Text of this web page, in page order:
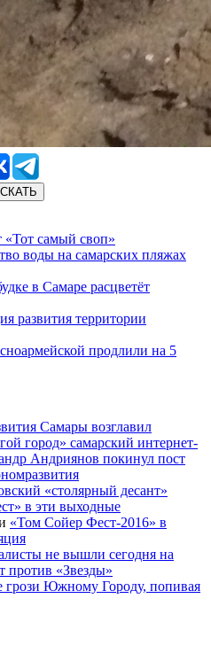
«Тот самый своп»
воды на самарских пляжах
в Самаре расцветёт
развития территории
продлили на 5
Самары возглавил
город» самарский интернет-
Андриянов покинул пост
«столярный десант»
в эти выходные
«Том Сойер Фест-2016» в
не вышли сегодня на
против «Звезды»
грози Южному Городу, попивая